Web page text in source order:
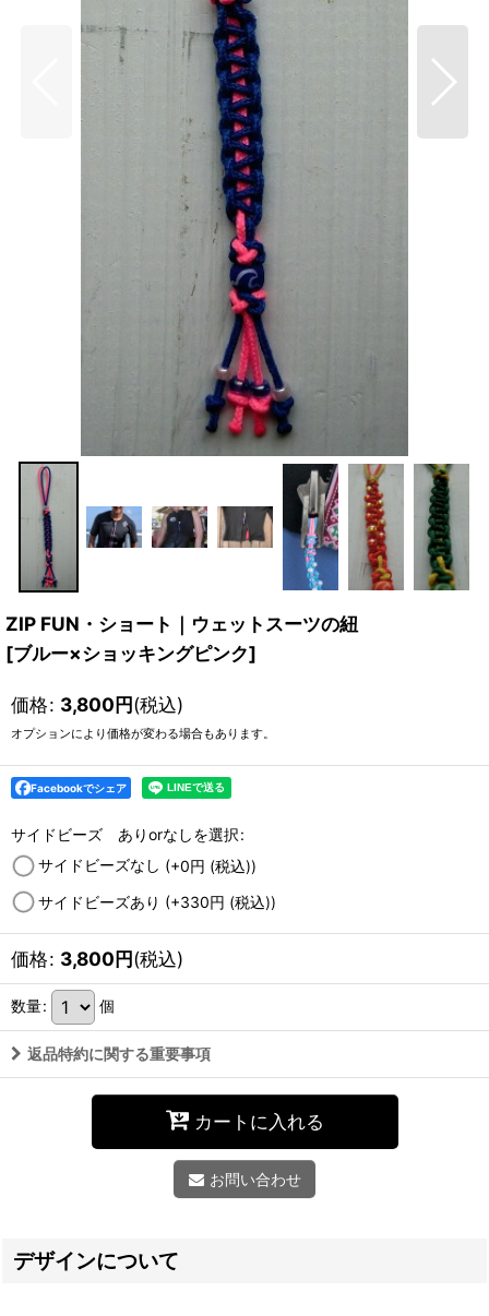
ZIP FUN・ショート｜ウェットスーツの紐
[ブルー×ショッキングピンク]
価格: 3,800円(税込)
オプションにより価格が変わる場合もあります。
Facebookでシェア
サイドビーズ ありorなしを選択:
サイドビーズなし (+0円 (税込))
サイドビーズあり (+330円 (税込))
価格: 3,800円(税込)
数量: 個
返品特約に関する重要事項
カートに入れる
お問い合わせ
デザインについて